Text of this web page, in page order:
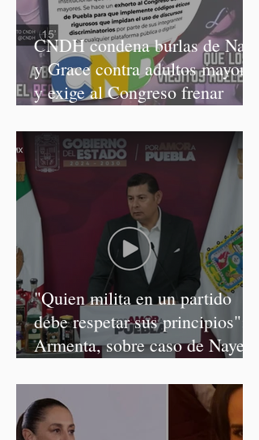
CNDH condena burlas de Nay
y Grace contra adultos mayores
y exige al Congreso frenar
"Quien milita en un partido
debe respetar sus principios":
Armenta, sobre caso de Nayeli